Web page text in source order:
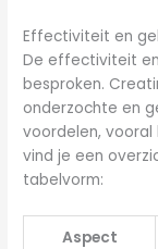
Effectiviteit en
De effectiviteit
besproken.
onderzochte en
voordelen, vooral
vind je een
tabelvorm:
Aspect